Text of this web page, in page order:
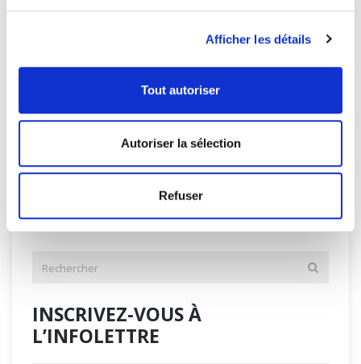
Afficher les détails
Tout autoriser
Autoriser la sélection
Refuser
27 novembre 2025
16 octobre 2025
RECHERCHEZ PARMI NOS NOTES
DE LECTURE
INSCRIVEZ-VOUS À
L’INFOLETTRE